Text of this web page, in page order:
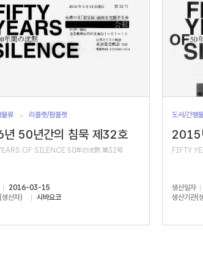
류 리플렛/팜플렛
50년간의 침묵 제32호
OF SILENCE 50年の沈黙 第32号
2016-03-15
산자)
시바요코
도서/간행
2015
FIFTY
생산일자
생산기관(